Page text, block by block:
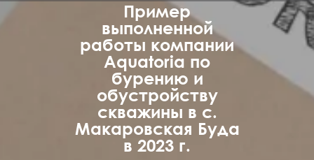
Пример
выполненной
работы компании
Aquatoria по
бурению и
обустройству
скважины в с.
Макаровская Буда
в 2023 г.